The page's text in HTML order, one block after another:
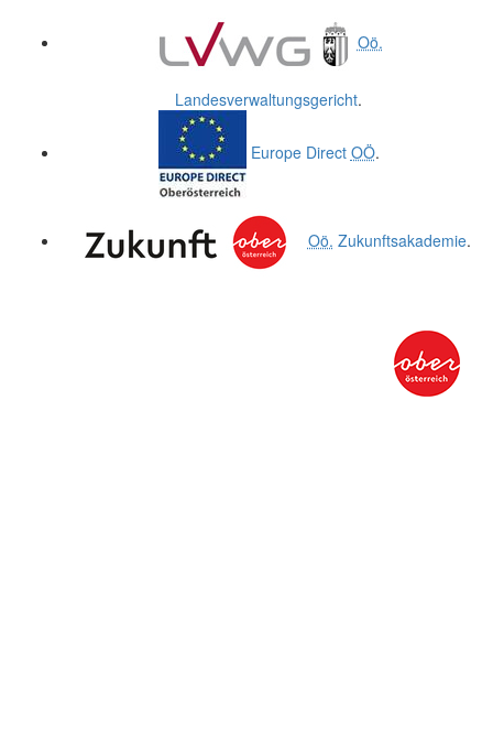
Oö.
Landesverwaltungsgericht.
Europe Direct OÖ.
Oö. Zukunftsakademie.